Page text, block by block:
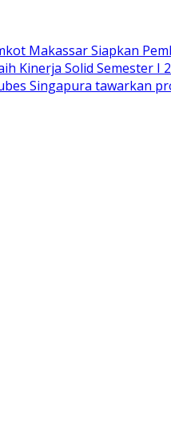
Makassar Siapkan
Kinerja Solid Semester
Singapura tawarkan